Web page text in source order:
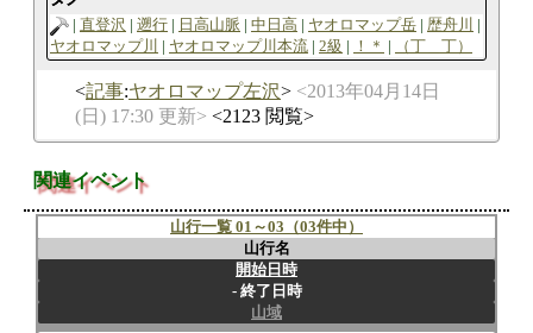
直登沢
遡行 日高山脈 中日高 ヤオロマップ岳
歴舟川
ヤオロマップ川
ヤオロマップ川本流 2級 ！＊ （丁＿丁）
記事:ヤオロマップ左沢
2013年04月14日
(日) 17:30 更新
2123 閲覧
関連イベント
山行一覧 01～03（03件中）
山行名
開始日時
終了日時
山域